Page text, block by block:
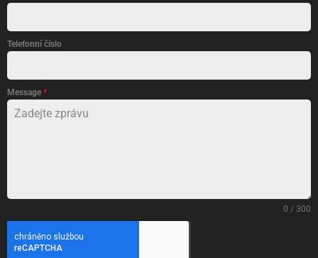
Telefonní číslo
Message *
0 / 300